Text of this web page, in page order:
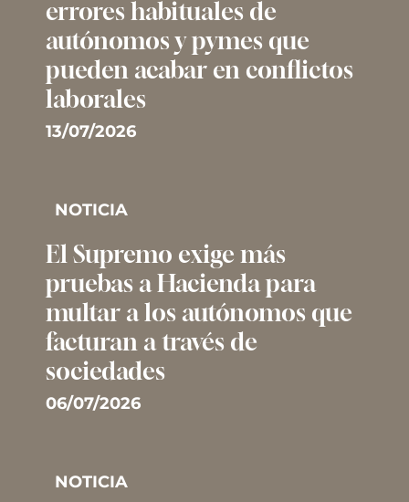
errores habituales de
autónomos y pymes que
pueden acabar en conflictos
laborales
13/07/2026
NOTICIA
El Supremo exige más
pruebas a Hacienda para
multar a los autónomos que
facturan a través de
sociedades
06/07/2026
NOTICIA